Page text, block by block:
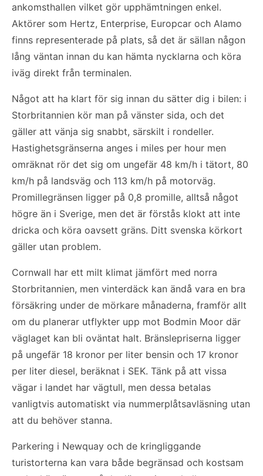
ankomsthallen vilket gör upphämtningen enkel.
Aktörer som Hertz, Enterprise, Europcar och Alamo
finns representerade på plats, så det är sällan någon
lång väntan innan du kan hämta nycklarna och köra
iväg direkt från terminalen.
Något att ha klart för sig innan du sätter dig i bilen: i
Storbritannien kör man på vänster sida, och det
gäller att vänja sig snabbt, särskilt i rondeller.
Hastighetsgränserna anges i miles per hour men
omräknat rör det sig om ungefär 48 km/h i tätort, 80
km/h på landsväg och 113 km/h på motorväg.
Promillegränsen ligger på 0,8 promille, alltså något
högre än i Sverige, men det är förstås klokt att inte
dricka och köra oavsett gräns. Ditt svenska körkort
gäller utan problem.
Cornwall har ett milt klimat jämfört med norra
Storbritannien, men vinterdäck kan ändå vara en bra
försäkring under de mörkare månaderna, framför allt
om du planerar utflykter upp mot Bodmin Moor där
väglaget kan bli oväntat halt. Bränslepriserna ligger
på ungefär 18 kronor per liter bensin och 17 kronor
per liter diesel, beräknat i SEK. Tänk på att vissa
vägar i landet har vägtull, men dessa betalas
vanligtvis automatiskt via nummerplåtsavläsning utan
att du behöver stanna.
Parkering i Newquay och de kringliggande
turistorterna kan vara både begränsad och kostsam